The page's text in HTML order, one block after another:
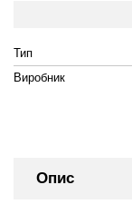
Тип
Виробник
Опис